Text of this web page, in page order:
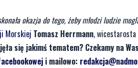
okazja do tego, żeby młodzi ludzie
Morskiej Tomasz Herrmann, wicestarosta
się jakimś tematem? Czekamy na
i mailowo: